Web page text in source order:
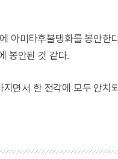
아미타후불탱화를 봉안한
봉안된 것 같다.
면서 한 전각에 모두 안치